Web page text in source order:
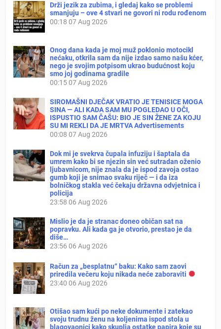
Drži jezik za zubima, i gledaj kako se problemi
smanjuju – ove 4 stvari ne govori ni rodu rođenom
00:18 07 Aug 2026
Onog dana kada je moj muž poklonio motocikl
nećaku, otkrila sam da nije izdao samo našu kćer,
nego je svojim potpisom ukrao budućnost koju
smo joj godinama gradile
00:1507 Aug 2026
SIROMAŠNI DJEČAK VRATIO JE TENISICE MOGA
SINA — ALI KADA SAM MU POGLEDAO U OČI,
ISPUSTIO SAM ČAŠU: BIO JE SIN ŽENE ZA KOJU
SU MI REKLI DA JE MRTVA Advertisements
00:08 07 Aug 2026
Dok mi je svekrva čupala infuziju i šaptala da
umrem kako bi se njezin sin već sutradan oženio
ljubavnicom, nije znala da je ispod zavoja ostao
gumb koji je snimao svaku riječ — i da iza
bolničkog stakla već čekaju državna odvjetnica i
policija
23:58 06 Aug 2026
Mislio je da je stranac doneo običan sat na
popravku. Ali kada ga je otvorio, prestao je da
diše…
23:56 06 Aug 2026
Račun za „besplatnu“ baku: Kako sam zaovi
priredila večeru koju nikada neće zaboraviti
23:40 06 Aug 2026
Otišao sam kući po neke dokumente i zatekao
svoju trudnu ženu na koljenima ispod stola u
blagovaonici kako skuplja ostatke papira koje su